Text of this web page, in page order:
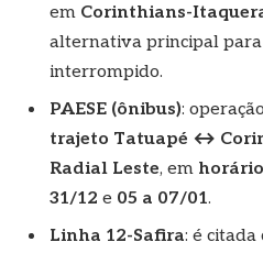
em Corinthians-
alternativa principal
interrompido.
PAESE (ônibus):
trajeto Tatuapé ↔
Radial Leste, em
31/12 e 05 a 07/01.
Linha 12-Safira: é